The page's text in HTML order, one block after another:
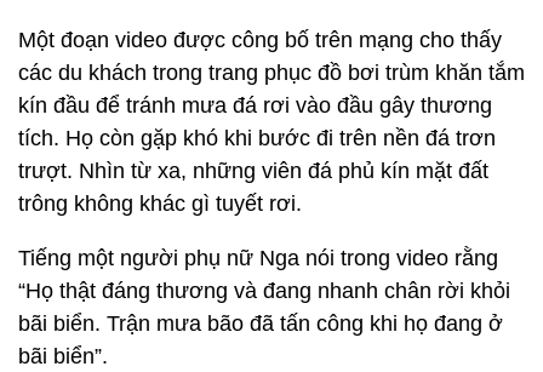
Một đoạn video được công bố trên mạng cho thấy
các du khách trong trang phục đồ bơi trùm khăn tắm
kín đầu để tránh mưa đá rơi vào đầu gây thương
tích. Họ còn gặp khó khi bước đi trên nền đá trơn
trượt. Nhìn từ xa, những viên đá phủ kín mặt đất
trông không khác gì tuyết rơi.
Tiếng một người phụ nữ Nga nói trong video rằng
“Họ thật đáng thương và đang nhanh chân rời khỏi
bãi biển. Trận mưa bão đã tấn công khi họ đang ở
bãi biển”.